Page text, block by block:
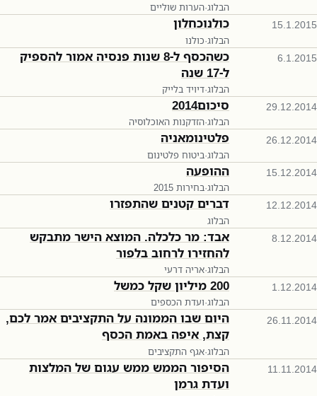
הבלוג·הערות שוליים
15.1.2015 כולנוכחלון
הבלוג·כולנו
6.1.2015
כשהכסף ל-8 שנות פנסיה אמור להספיק
ל-17 שנה
הבלוג·דיויד בלייק
29.12.2014 סיכום2014
הבלוג·הזדקנות האוכלוסיה
26.12.2014 פלטינומאניה
הבלוג·ביטוח פלטינום
15.12.2014 ההופעה
הבלוג·בחירות 2015
12.12.2014 דברים קטנים שהתפזרו
הבלוג
8.12.2014
אבד: מר כלכלה. המוצא הישר מתבקש
להחזירו לרחוב בלפור
הבלוג·אריה דרעי
1.12.2014 200 מיליון שקל כמשל
הבלוג·ועדת הכספים
26.11.2014
היום שבו הממונה על התקציבים אמר לכם,
קצת, איפה באמת הכסף
הבלוג·אגף התקציבים
11.11.2014
הסיפור הממש ממש עגום של המלצות
ועדת גרמן